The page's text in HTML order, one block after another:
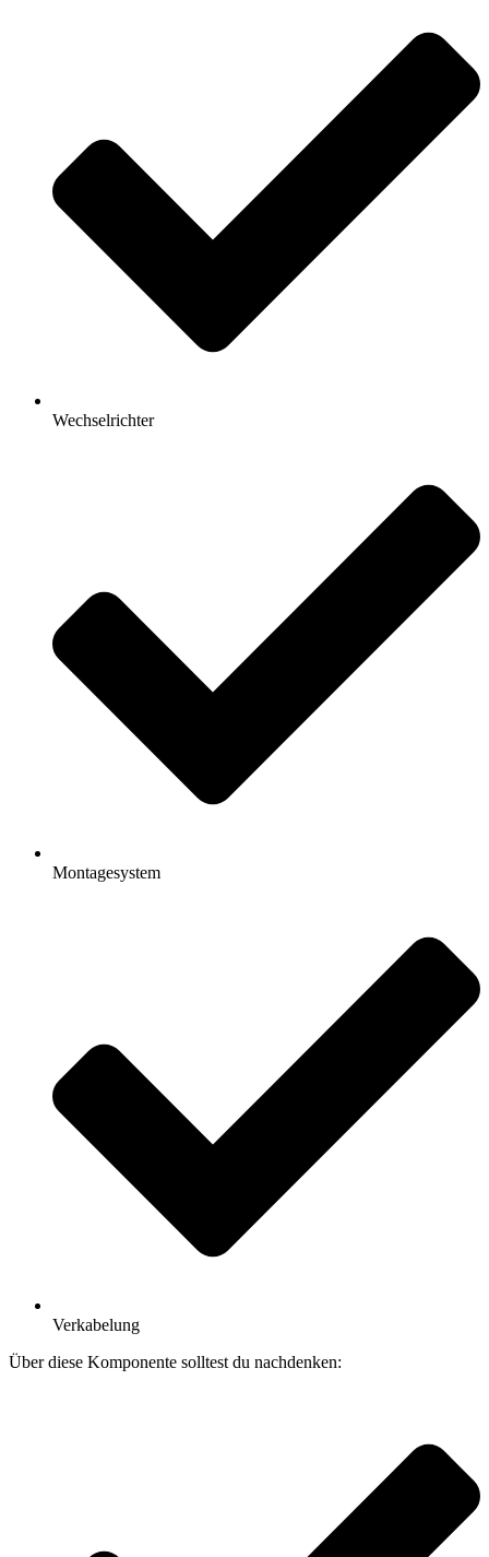
Wechselrichter
Montagesystem
Verkabelung
Über diese Komponente solltest du nachdenken: